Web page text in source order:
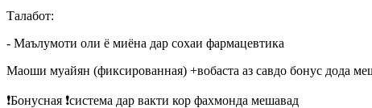
Талабот:
- Маълумоти оли ё миёна дар сохаи фармацевтика
Маоши муайян (фиксированная) +вобаста аз савдо бонус дода
❗️Бонусная ❗️система дар вакти кор фахмонда мешавад